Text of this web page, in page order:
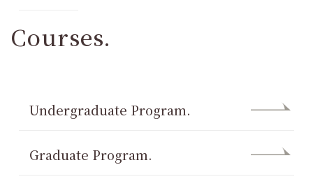
Courses.
Undergraduate Program.
Graduate Program.